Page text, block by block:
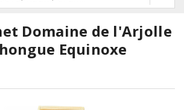
Domaine de l'Arjolle
Equinoxe